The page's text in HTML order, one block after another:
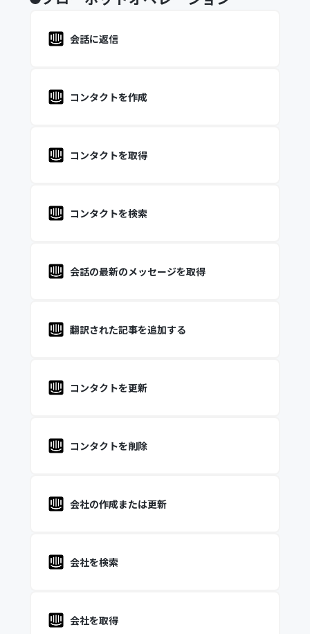
会話に返信
コンタクトを作成
コンタクトを取得
コンタクトを検索
会話の最新のメッセージを取得
翻訳された記事を追加する
コンタクトを更新
コンタクトを削除
会社の作成または更新
会社を検索
会社を取得